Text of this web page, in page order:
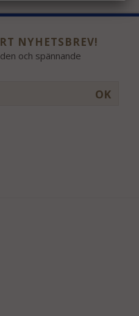
NYHETSBREV!
och spännande
OK